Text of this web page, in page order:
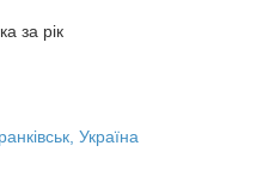
за рік
Україна